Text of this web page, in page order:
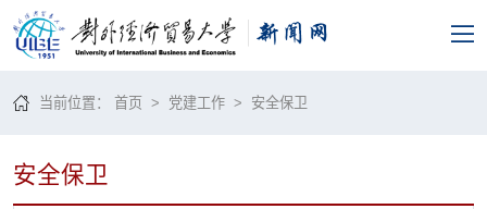
当前位置：首页 > 党建工作 > 安全保卫
安全保卫